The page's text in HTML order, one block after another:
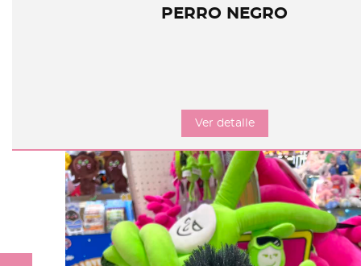
PERRO NEGRO
Ver detalle